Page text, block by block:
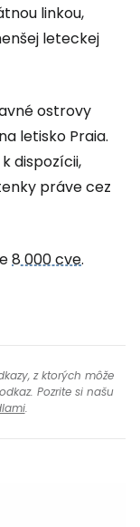
linkou,
leteckej
ostrovy
letisko Praia.
dispozícii,
práve cez
8 000 cve.
z ktorých môže
Pozrite si našu
.